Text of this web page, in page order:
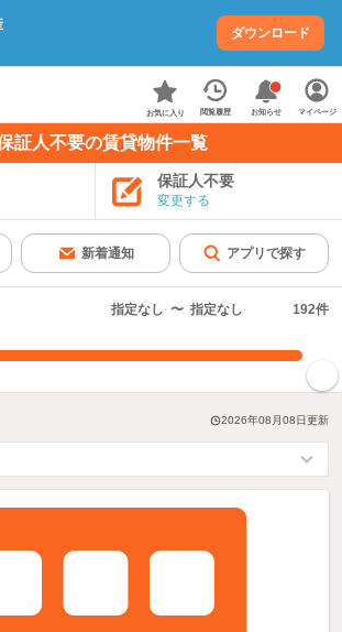
ダウンロード
お気に入り 閲覧履歴 お知らせ マイページ
証人不要の賃貸物件一覧
保証人不要
変更する
新着通知 アプリで探す
指定なし 〜 指定なし 192件
2026年08月08日更新